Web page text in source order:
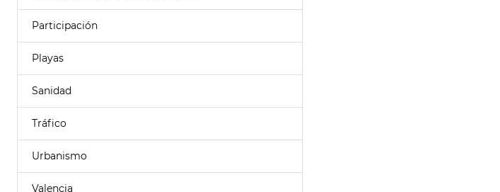
Participación
Playas
Sanidad
Tráfico
Urbanismo
Valencia